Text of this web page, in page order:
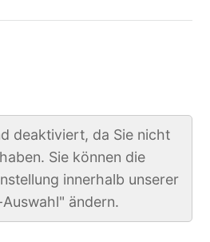
deaktiviert, da Sie nicht
Sie können die
innerhalb unserer
ändern.